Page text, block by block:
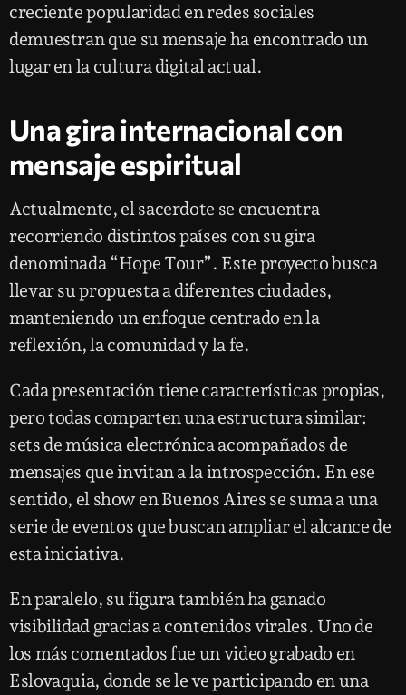
creciente popularidad en redes sociales
demuestran que su mensaje ha encontrado un
lugar en la cultura digital actual.
Una gira internacional con
mensaje espiritual
Actualmente, el sacerdote se encuentra
recorriendo distintos países con su gira
denominada “Hope Tour”. Este proyecto busca
llevar su propuesta a diferentes ciudades,
manteniendo un enfoque centrado en la
reflexión, la comunidad y la fe.
Cada presentación tiene características propias,
pero todas comparten una estructura similar:
sets de música electrónica acompañados de
mensajes que invitan a la introspección. En ese
sentido, el show en Buenos Aires se suma a una
serie de eventos que buscan ampliar el alcance de
esta iniciativa.
En paralelo, su figura también ha ganado
visibilidad gracias a contenidos virales. Uno de
los más comentados fue un video grabado en
Eslovaquia, donde se le ve participando en una